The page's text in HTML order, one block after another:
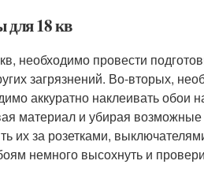
для 18 кв
необходимо провести
загрязнений. Во-вторых,
аккуратно наклеивать обои
материал и убирая
их за розетками,
немного высохнуть и